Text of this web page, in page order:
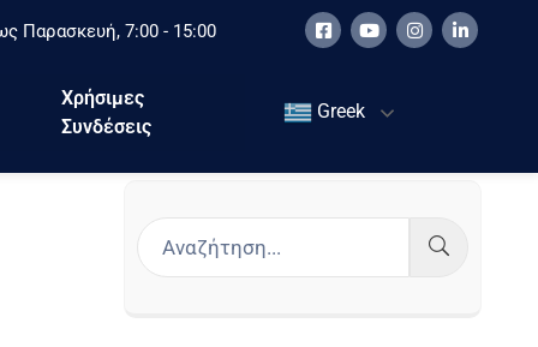
Παρασκευή, 7:00 - 15:00
Χρήσιμες
Συνδέσεις
Greek